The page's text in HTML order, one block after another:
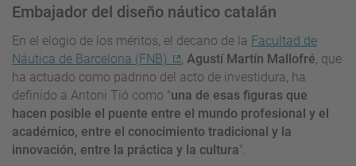
Embajador del diseño náutico catalán
En el elogio de los méritos, el decano de la Facultad de
Náutica de Barcelona (FNB)
Agustí Martín Mallofré , que
ha actuado como padrino del acto de investidura, ha
definido a Antoni Tió como "una de esas figuras que
hacen posible el puente entre el mundo profesional y el
académico, entre el conocimiento tradicional y la
innovación, entre la práctica y la cultura".